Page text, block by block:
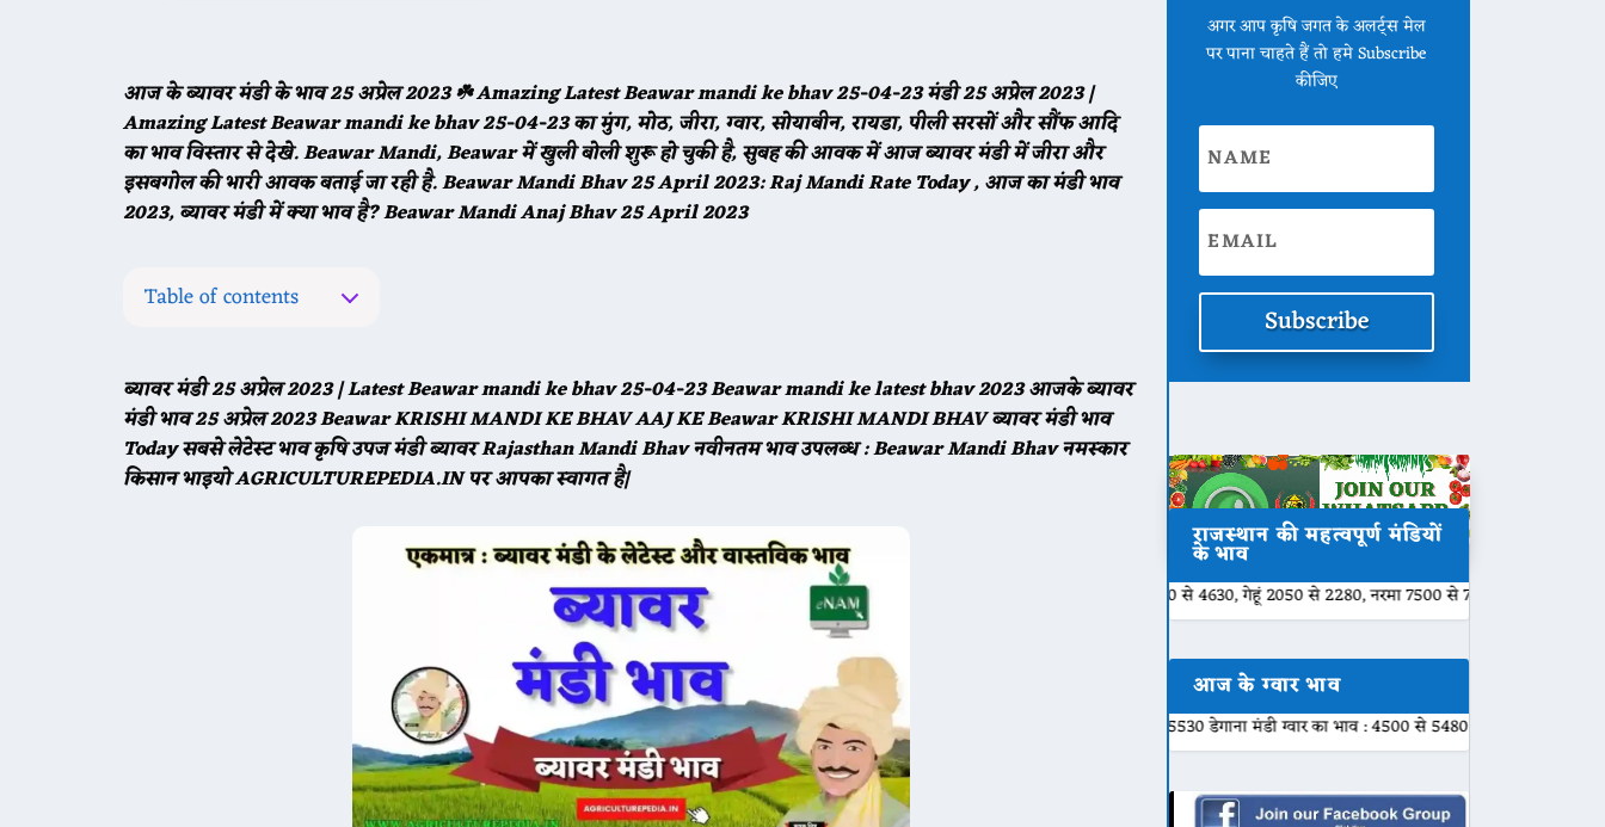
आज के ब्यावर मंडी के भाव 25 अप्रेल 2023 ☘️ Amazing Latest Beawar mandi ke bhav 25-04-23 मंडी25अप्रेल 2023 |
Amazing Latest Beawar mandi ke bhav25-04-23 का मुंग, मोठ, जीरा, ग्वार, सोयाबीन, रायडा, पीली सरसों और सौंफ आदि
का भाव विस्तार से देखे. Beawar Mandi, Beawar में खुली बोली शुरू हो चुकी है, सुबह की आवक में आज ब्यावर मंडी में जीरा और
इसबगोल की भारी आवक बताई जा रही है. Beawar Mandi Bhav25April 2023: Raj Mandi Rate Today , आज का मंडी भाव
2023, ब्यावर मंडी में क्या भाव है? Beawar Mandi Anaj Bhav25April 2023
Table of contents
ब्यावर मंडी25अप्रेल 2023 | Latest Beawar mandi ke bhav25-04-23 Beawar mandi ke latest bhav 2023 आजके ब्यावर
मंडी भाव25अप्रेल 2023 Beawar KRISHI MANDI KE BHAV AAJ KE Beawar KRISHI MANDI BHAV ब्यावर मंडी भाव
Today सबसे लेटेस्ट भाव कृषि उपज मंडी ब्यावर Rajasthan Mandi Bhav नवीनतम भाव उपलब्ध : Beawar Mandi Bhav नमस्कार
किसान भाइयो AGRICULTUREPEDIA.IN पर आपका स्वागत है|
अगर आप कृषि जगत के अलर्ट्स मेल
पर पाना चाहते हैं तो हमे Subscribe
कीजिए
Subscribe
राजस्थान की महत्वपूर्ण मंडियों
के भाव
🌾 आज 20 मई के भाव ☘️ श्री विजयनगर मंडी के भाव सरसों 4200 से 4630, गेहूं 2050 से 2280, नरमा 7500 से 7840, ग्वार 5100 से 5301,
आज के ग्वार भाव
🌾 आज 20 मई ग्वार के भाव मेड़ता मंडी ग्वार का भाव : 5050 से 5530 डेगाना मंडी ग्वार का भाव : 4500 से 5480 नागौर मंडी ग्वार का भाव : 4800